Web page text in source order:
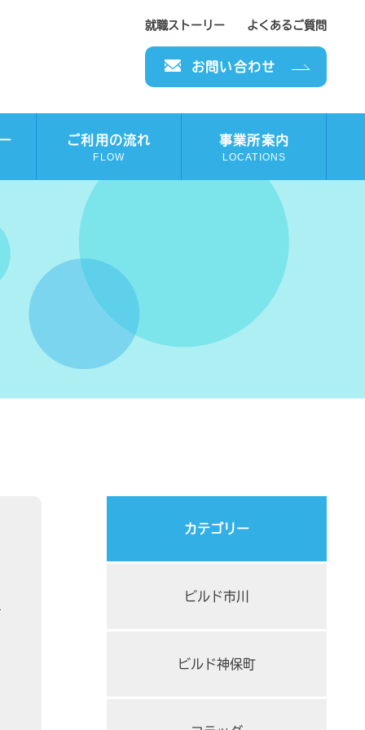
就職ストーリー よくあるご質問
お問い合わせ
ご利用の流れ
FLOW
事業所案内
LOCATIONS
カテゴリー
ビルド市川
ビルド神保町